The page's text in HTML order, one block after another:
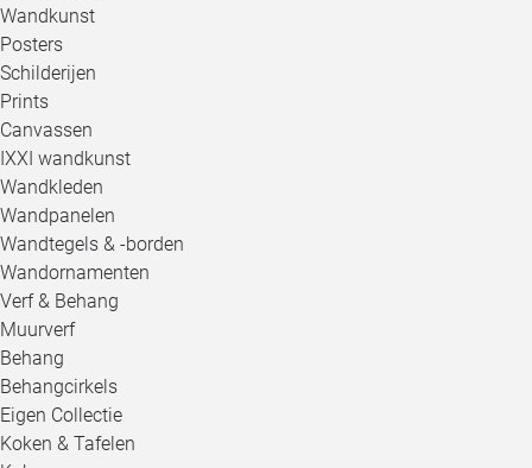
Wandkunst
Posters
Schilderijen
Prints
Canvassen
IXXI wandkunst
Wandkleden
Wandpanelen
Wandtegels & -borden
Wandornamenten
Verf & Behang
Muurverf
Behang
Behangcirkels
Eigen Collectie
Koken & Tafelen